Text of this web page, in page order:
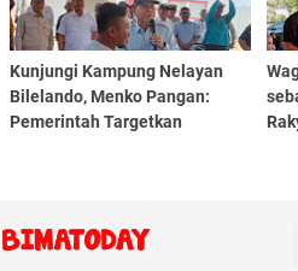
Kunjungi Kampung Nelayan
Bilelando, Menko Pangan:
Pemerintah Targetkan